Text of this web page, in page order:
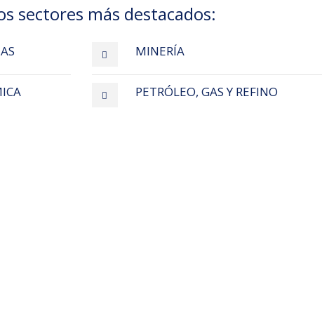
sectores más destacados:
MINERÍA
PETRÓLEO, GAS Y REFINO